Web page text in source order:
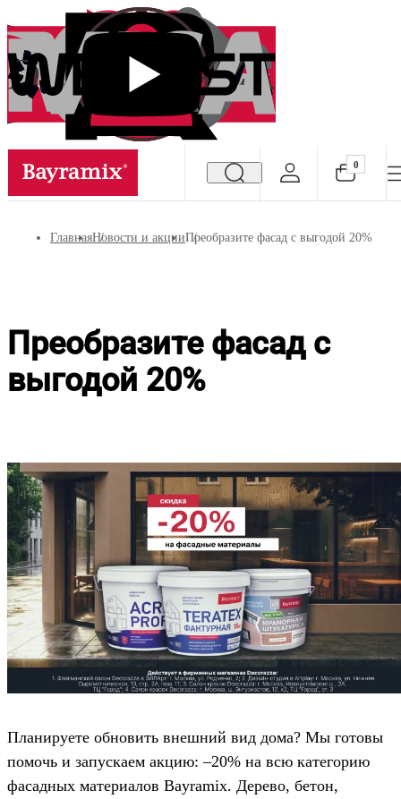
0
Посмотреть все результаты
ГлавнаяНовости и акцииПреобразите фасад с выгодой 20%
Преобразите фасад с
выгодой 20%
Планируете обновить внешний вид дома? Мы готовы
помочь и запускаем акцию: –20% на всю категорию
фасадных материалов Bayramix. Дерево, бетон,